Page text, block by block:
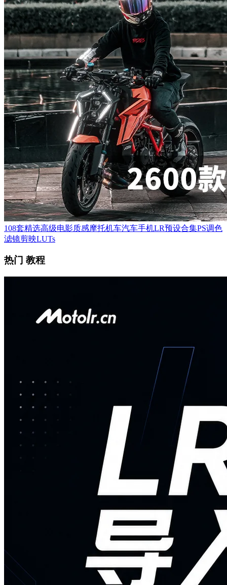
108套精选高级电影质感摩托机车汽车手机LR预设合集PS调色
滤镜剪映LUTs
热门 教程